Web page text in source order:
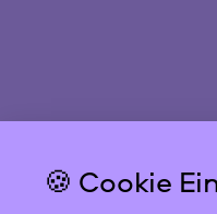
🍪 Cookie